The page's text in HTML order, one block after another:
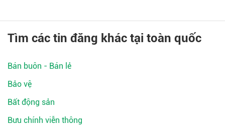
Tìm các tin đăng khác tại toàn quốc
Bán buôn - Bán lẻ
Bảo vệ
Bất động sản
Bưu chính viễn thông